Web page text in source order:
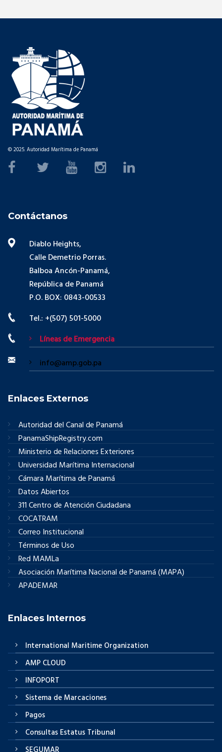
© 2025. Autoridad Marítima de Panamá
Contáctanos
Diablo Heights,
Calle Demetrio Porras.
Balboa Ancón-Panamá,
República de Panamá
P.O. BOX: 0843-00533
Tel.: +(507) 501-5000
Líneas de Emergencia
info@amp.gob.pa
Enlaces Externos
Autoridad del Canal de Panamá
PanamaShipRegistry.com
Ministerio de Relaciones Exteriores
Universidad Marítima Internacional
Cámara Marítima de Panamá
Datos Abiertos
311 Centro de Atención Ciudadana
COCATRAM
Correo Institucional
Términos de Uso
Red MAMLa
Asociación Marítima Nacional de Panamá (MAPA)
APADEMAR
Enlaces Internos
International Maritime Organization
AMP CLOUD
INFOPORT
Sistema de Marcaciones
Pagos
Consultas Estatus Tribunal